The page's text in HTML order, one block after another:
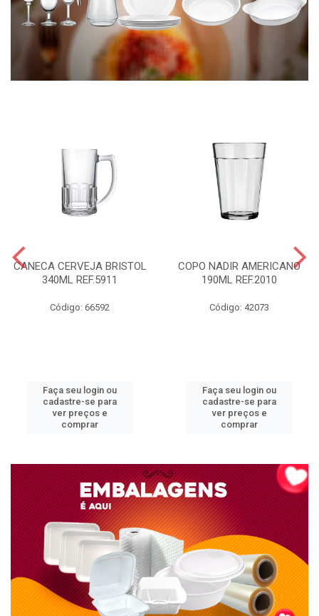
CANECA CERVEJA BRISTOL
340ML REF.5911
Código: 66592
Faça seu login ou
cadastre-se para
ver preços e
comprar
COPO NADIR AMERICANO
190ML REF.2010
Código: 42073
Faça seu login ou
cadastre-se para
ver preços e
comprar